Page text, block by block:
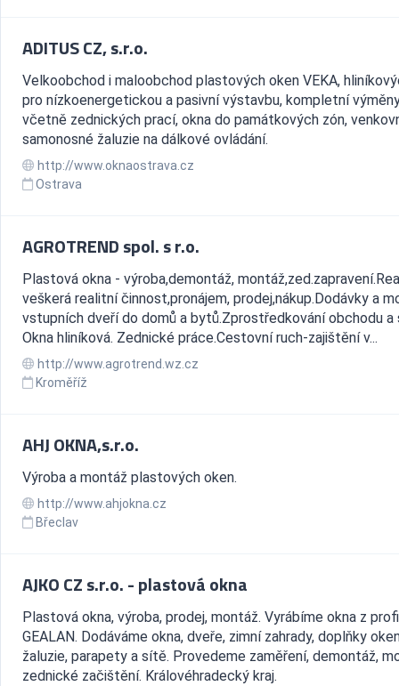
ADITUS CZ, s.r.o.
Velkoobchod i maloobchod plastových oken VEKA,
pro nízkoenergetickou a pasivní výstavbu, kompletní
včetně zednických prací, okna do památkových zón,
samonosné žaluzie na dálkové ovládání.
http://www.oknaostrava.cz
Ostrava
AGROTREND spol. s r.o.
Plastová okna - výroba,demontáž,
veškerá realitní činnost,pronájem, prodej,nákup.Dodávky a
vstupních dveří do domů a bytů.Zprostředkování obchodu a
Okna hliníková. Zednické práce.Cestovní ruch-zajištění v...
http://www.agrotrend.wz.cz
Kroměříž
AHJ OKNA,s.r.o.
Výroba a montáž plastových oken.
http://www.ahjokna.cz
Břeclav
AJKO CZ s.r.o. - plastová okna
Plastová okna, výroba, prodej, montáž. Vyrábíme okna z
GEALAN. Dodáváme okna, dveře, zimní zahrady, doplňky
žaluzie, parapety a sítě. Provedeme zaměření, demontáž,
zednické začištění. Královéhradecký kraj.